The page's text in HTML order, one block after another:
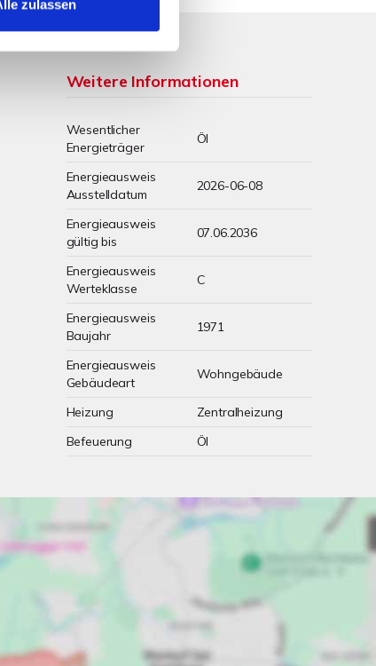
zulassen
Weitere Informationen
Wesentlicher
Energieträger
Öl
Energieausweis
Ausstelldatum
2026-06-08
Energieausweis
gültig bis
07.06.2036
Energieausweis
Werteklasse
C
Energieausweis
Baujahr
1971
Energieausweis
Gebäudeart
Wohngebäude
Heizung
Zentralheizung
Befeuerung
Öl